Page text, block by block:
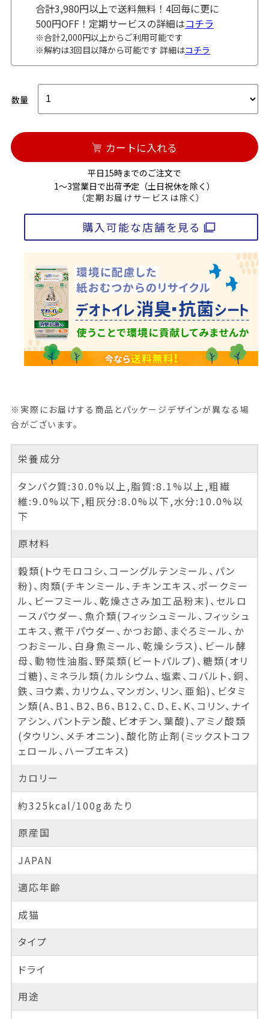
合計3,980円以上で送料無料！4回毎に更に
500円OFF！定期サービスの詳細はコチラ
※合計2,000円以上からご利用可能です
※解約は3回目以降から可能です 詳細はコチラ
数量
カートに入れる
平日15時までのご注文で
1～3営業日で出荷予定（土日祝休を除く）
（定期お届けサービスは除く）
購入可能な店舗を見る
※実際にお届けする商品とパッケージデザインが異なる場
合がございます。
栄養成分
タンパク質:30.0%以上,脂質:8.1%以上,粗繊
維:9.0%以下,粗灰分:8.0%以下,水分:10.0%以
下
原材料
穀類(トウモロコシ、コーングルテンミール、パン
粉)、肉類(チキンミール、チキンエキス、ポークミー
ル、ビーフミール、乾燥ささみ加工品粉末)、セルロ
ースパウダー、魚介類(フィッシュミール、フィッシュ
エキス、煮干パウダー、かつお節、まぐろミール、か
つおミール、白身魚ミール、乾燥シラス)、ビール酵
母、動物性油脂、野菜類(ビートパルプ)、糖類(オリ
ゴ糖)、ミネラル類(カルシウム、塩素、コバルト、銅、
鉄、ヨウ素、カリウム、マンガン、リン、亜鉛)、ビタミ
ン類(A、B1、B2、B6、B12、C、D、E、K、コリン、ナイ
アシン、パントテン酸、ビオチン、葉酸)、アミノ酸類
(タウリン、メチオニン)、酸化防止剤(ミックストコフ
ェロール、ハーブエキス)
カロリー
約325kcal/100gあたり
原産国
JAPAN
適応年齢
成猫
タイプ
ドライ
用途